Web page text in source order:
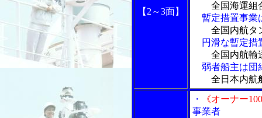
【2～3面】
全国海運
暫定措置事業
全国内航
円滑な暫定措
全国内航
弱者船主は団
全日本内
・
《オーナー
事業者